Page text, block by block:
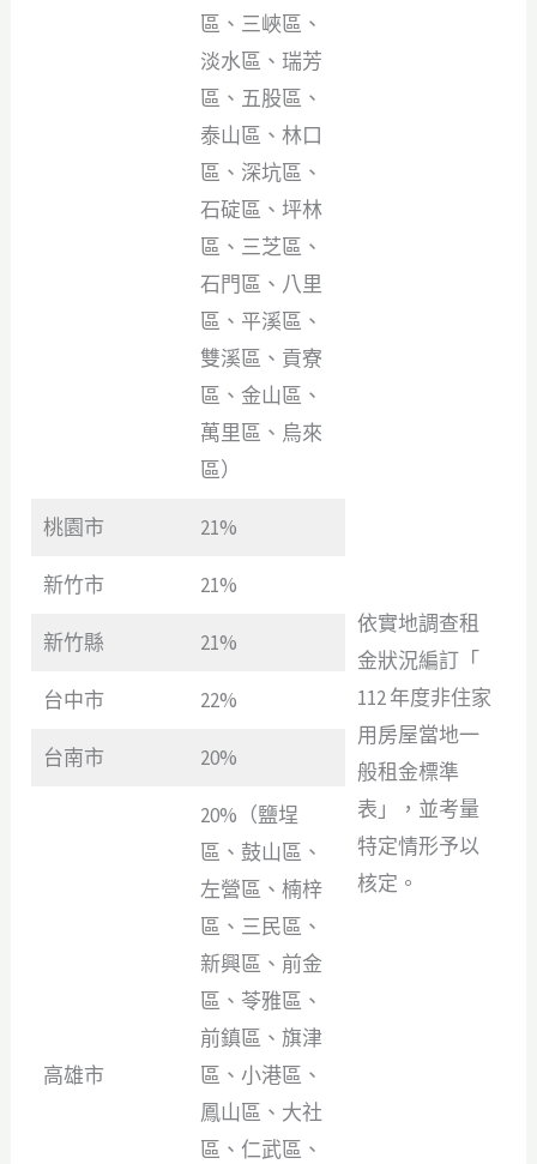
依實地調查租
金狀況編訂「
112 年度非住家
用房屋當地一
般租金標準
表」，並考量
特定情形予以
核定。
區、三峽區、
淡水區、瑞芳
區、五股區、
泰山區、林口
區、深坑區、
石碇區、坪林
區、三芝區、
石門區、八里
區、平溪區、
雙溪區、貢寮
區、金山區、
萬里區、烏來
區）
桃園市 21%
新竹市 21%
新竹縣 21%
台中市 22%
台南市 20%
高雄市
20%（鹽埕
區、鼓山區、
左營區、楠梓
區、三民區、
新興區、前金
區、苓雅區、
前鎮區、旗津
區、小港區、
鳳山區、大社
區、仁武區、